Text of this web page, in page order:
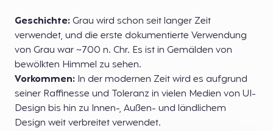
Geschichte:Grau wird schon seit langer Zeit
verwendet, und die erste dokumentierte Verwendung
von Grau war ~700 n. Chr. Es ist in Gemälden von
bewölkten Himmel zu sehen.
Vorkommen: In der modernen Zeit wird es aufgrund
seiner Raffinesse und Toleranz in vielen Medien von UI-
Design bis hin zu Innen-, Außen- und ländlichem
Design weit verbreitet verwendet.